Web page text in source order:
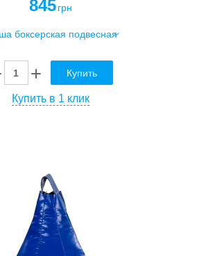
845 грн
Купить
Купить в 1 клик